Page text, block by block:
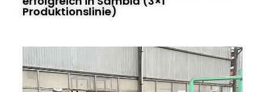
Produktionslinie)